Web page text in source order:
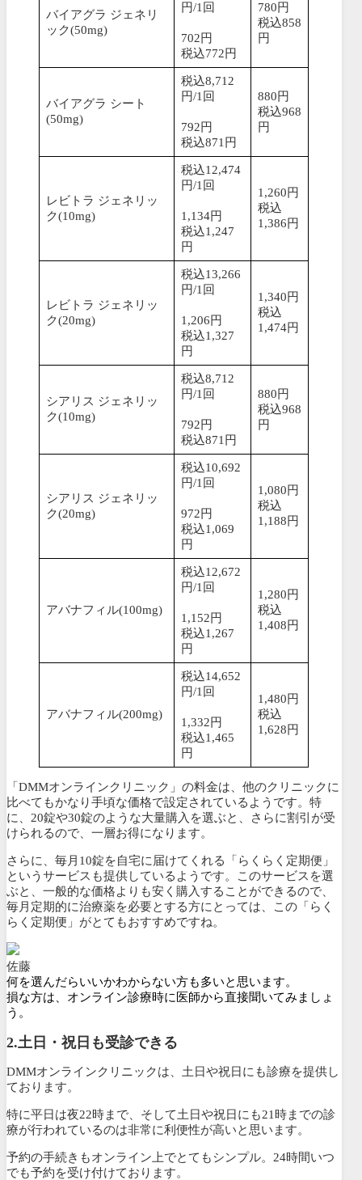
バイアグラ ジェネリ
ック(50mg)
円/1回
702円
税込772円
780円
税込858
円
バイアグラ シート
(50mg)
税込8,712
円/1回
792円
税込871円
880円
税込968
円
レビトラ ジェネリッ
ク(10mg)
税込12,474
円/1回
1,134円
税込1,247
円
1,260円
税込
1,386円
レビトラ ジェネリッ
ク(20mg)
税込13,266
円/1回
1,206円
税込1,327
円
1,340円
税込
1,474円
シアリス ジェネリッ
ク(10mg)
税込8,712
円/1回
792円
税込871円
880円
税込968
円
シアリス ジェネリッ
ク(20mg)
税込10,692
円/1回
972円
税込1,069
円
1,080円
税込
1,188円
アバナフィル(100mg)
税込12,672
円/1回
1,152円
税込1,267
円
1,280円
税込
1,408円
アバナフィル(200mg)
税込14,652
円/1回
1,332円
税込1,465
円
1,480円
税込
1,628円
「DMMオンラインクリニック」の料金は、他のクリニックに
比べてもかなり手頃な価格で設定されているようです。特
に、20錠や30錠のような大量購入を選ぶと、さらに割引が受
けられるので、一層お得になります。
さらに、毎月10錠を自宅に届けてくれる「 らくらく定期便 」
というサービスも提供しているようです。このサービスを選
ぶと、 一般的な価格よりも安く購入することができるので、
毎月定期的に治療薬を必要とする方にとっては、この「らく
らく定期便」がとてもおすすめですね。
佐藤
何を選んだらいいかわからない方も多いと思います。
損な方は、オンライン診療時に医師から直接聞いてみましょ
う。
2.土日・祝日も受診できる
DMMオンラインクリニックは、土日や祝日にも診療を提供し
ております。
特に平日は夜22時まで、そして土日や祝日にも21時までの診
療が行われているのは非常に利便性が高いと思います。
予約の手続きもオンライン上でとてもシンプル。 24時間いつ
でも予約を受け付けております。